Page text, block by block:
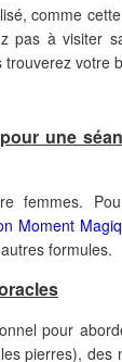
comme
pas à visiter
votre
une
femmes.
Moment
formules.
pour
pierres), des